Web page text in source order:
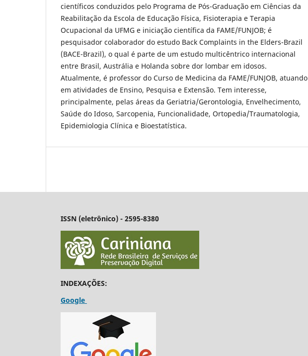
científicos conduzidos pelo Programa de Pós-Graduação em Ciências da
Reabilitação da Escola de Educação Física, Fisioterapia e Terapia
Ocupacional da UFMG e iniciação científica da FAME/FUNJOB; é
pesquisador colaborador do estudo Back Complaints in the Elders-Brazil
(BACE-Brazil), o qual é parte de um estudo multicêntrico internacional
entre Brasil, Austrália e Holanda sobre dor lombar em idosos.
Atualmente, é professor do Curso de Medicina da FAME/FUNJOB, atuando
em atividades de Ensino, Pesquisa e Extensão. Tem interesse,
principalmente, pelas áreas da Geriatria/Gerontologia, Envelhecimento,
Saúde do Idoso, Sarcopenia, Funcionalidade, Ortopedia/Traumatologia,
Epidemiologia Clínica e Bioestatística.
ISSN (eletrônico) - 2595-8380
INDEXAÇÕES:
Google